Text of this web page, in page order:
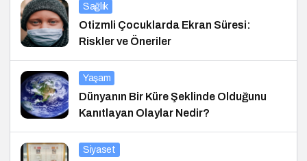
Sağlık
Otizmli Çocuklarda Ekran Süresi:
Riskler ve Öneriler
Yaşam
Dünyanın Bir Küre Şeklinde Olduğunu
Kanıtlayan Olaylar Nedir?
Siyaset